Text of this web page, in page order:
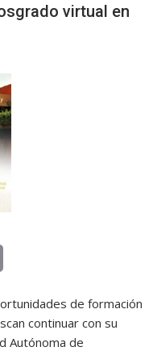
virtual en
i
n
de formación
continuar con su
Autónoma de